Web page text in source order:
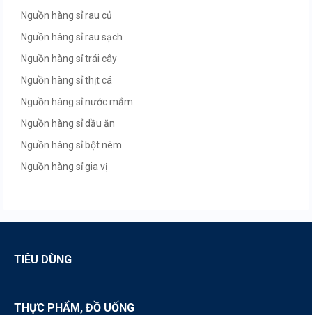
Nguồn hàng sỉ rau củ
Nguồn hàng sỉ rau sạch
Nguồn hàng sỉ trái cây
Nguồn hàng sỉ thịt cá
Nguồn hàng sỉ nước mắm
Nguồn hàng sỉ dầu ăn
Nguồn hàng sỉ bột nêm
Nguồn hàng sỉ gia vị
TIÊU DÙNG
THỰC PHẨM, ĐỒ UỐNG